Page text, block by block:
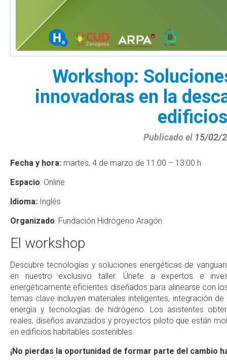
Workshop:
innovadoras en la
edificios
Publicado el 15/02/
Fecha y hora: martes, 4 de marzo de 11:00 – 13:00 h
Espacio: Online
Idioma: Inglés
Organizado: Fundación Hidrógeno Aragón
El workshop
Descubre tecnologías y soluciones energéticas de
en nuestro exclusivo taller. Únete a expertos e
energéticamente eficientes diseñados para alinearse con
temas clave incluyen materiales inteligentes, integración
energía y tecnologías de hidrógeno. Los asistentes
reales, diseños avanzados y proyectos piloto que están
en edificios habitables sostenibles.
¡No pierdas la oportunidad de formar parte del cambio